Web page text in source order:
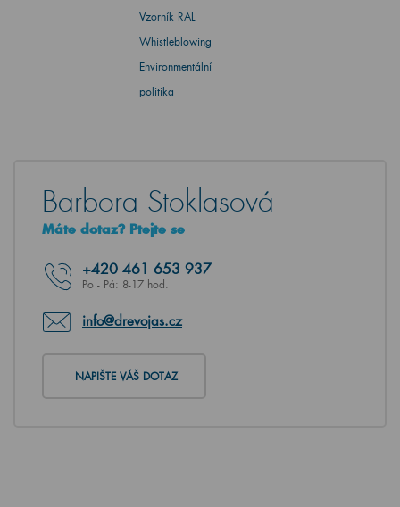
Vzorník RAL
Whistleblowing
Environmentální
politika
Barbora Stoklasová
Máte dotaz? Ptejte se
+420 461 653 937
Po - Pá: 8-17 hod.
info@drevojas.cz
NAPIŠTE VÁŠ DOTAZ